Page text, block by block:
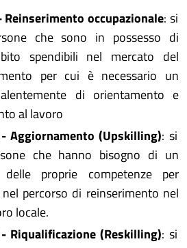
Reinserimento occupazionale: si
che sono in possesso di
spendibili nel mercato del
per cui è necessario un
di orientamento e
al lavoro
Aggiornamento (Upskilling): si
che hanno bisogno di un
delle proprie competenze per
percorso di reinserimento nel
locale.
Riqualificazione (Reskilling): si